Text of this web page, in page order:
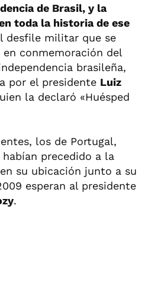
de Brasil, y la
toda la historia de ese
desfile militar que se
conmemoración del
brasileña,
por el presidente Luiz
la declaró «Huésped
los de Portugal,
precedido a la
su ubicación junto a su
esperan al presidente
.